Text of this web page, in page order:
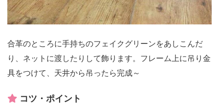
合革のところに手持ちのフェイクグリーンをあしこんだ
り、ネットに渡したりして飾ります。フレーム上に吊り金
具をつけて、天井から吊ったら完成～
コツ・ポイント